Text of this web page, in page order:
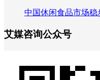
中国休闲食品市场
艾媒咨询公众号